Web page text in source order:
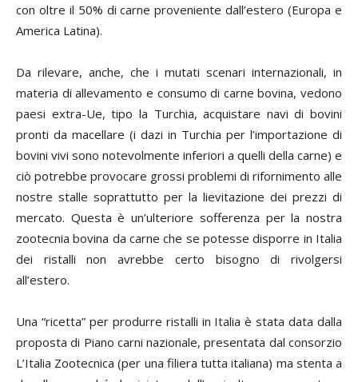
con oltre il 50% di carne proveniente dall’estero (Europa e
America Latina).
Da rilevare, anche, che i mutati scenari internazionali, in
materia di allevamento e consumo di carne bovina, vedono
paesi extra-Ue, tipo la Turchia, acquistare navi di bovini
pronti da macellare (i dazi in Turchia per l’importazione di
bovini vivi sono notevolmente inferiori a quelli della carne) e
ciò potrebbe provocare grossi problemi di rifornimento alle
nostre stalle soprattutto per la lievitazione dei prezzi di
mercato. Questa è un’ulteriore sofferenza per la nostra
zootecnia bovina da carne che se potesse disporre in Italia
dei ristalli non avrebbe certo bisogno di rivolgersi
all’estero.
Una “ricetta” per produrre ristalli in Italia è stata data dalla
proposta di Piano carni nazionale, presentata dal consorzio
L’Italia Zootecnica (per una filiera tutta italiana) ma stenta a